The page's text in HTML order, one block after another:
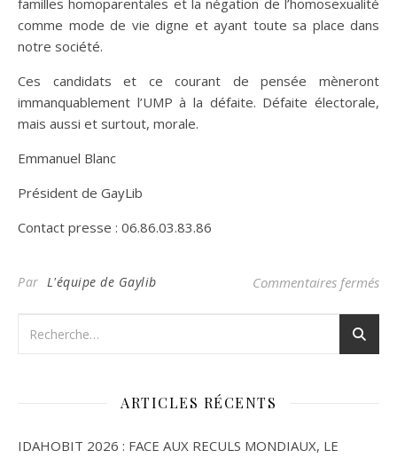
familles homoparentales et la négation de l’homosexualité
comme mode de vie digne et ayant toute sa place dans
notre société.
Ces candidats et ce courant de pensée mèneront
immanquablement l’UMP à la défaite. Défaite électorale,
mais aussi et surtout, morale.
Emmanuel Blanc
Président de GayLib
Contact presse : 06.86.03.83.86
Par L'équipe de Gaylib Commentaires fermés
ARTICLES RÉCENTS
IDAHOBIT 2026 : FACE AUX RECULS MONDIAUX, LE